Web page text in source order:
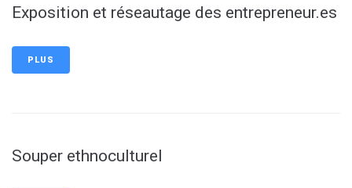
Exposition et réseautage des entrepreneur.es
PLUS
Souper ethnoculturel